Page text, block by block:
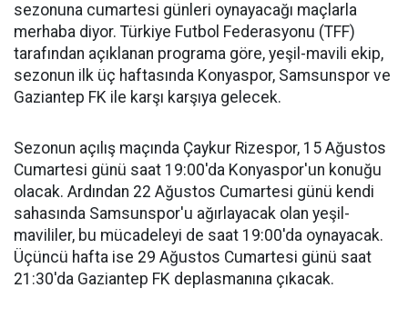
sezonuna cumartesi günleri oynayacağı maçlarla
merhaba diyor. Türkiye Futbol Federasyonu (TFF)
tarafından açıklanan programa göre, yeşil-mavili ekip,
sezonun ilk üç haftasında Konyaspor, Samsunspor ve
Gaziantep FK ile karşı karşıya gelecek.
Sezonun açılış maçında Çaykur Rizespor, 15 Ağustos
Cumartesi günü saat 19:00'da Konyaspor'un konuğu
olacak. Ardından 22 Ağustos Cumartesi günü kendi
sahasında Samsunspor'u ağırlayacak olan yeşil-
mavililer, bu mücadeleyi de saat 19:00'da oynayacak.
Üçüncü hafta ise 29 Ağustos Cumartesi günü saat
21:30'da Gaziantep FK deplasmanına çıkacak.